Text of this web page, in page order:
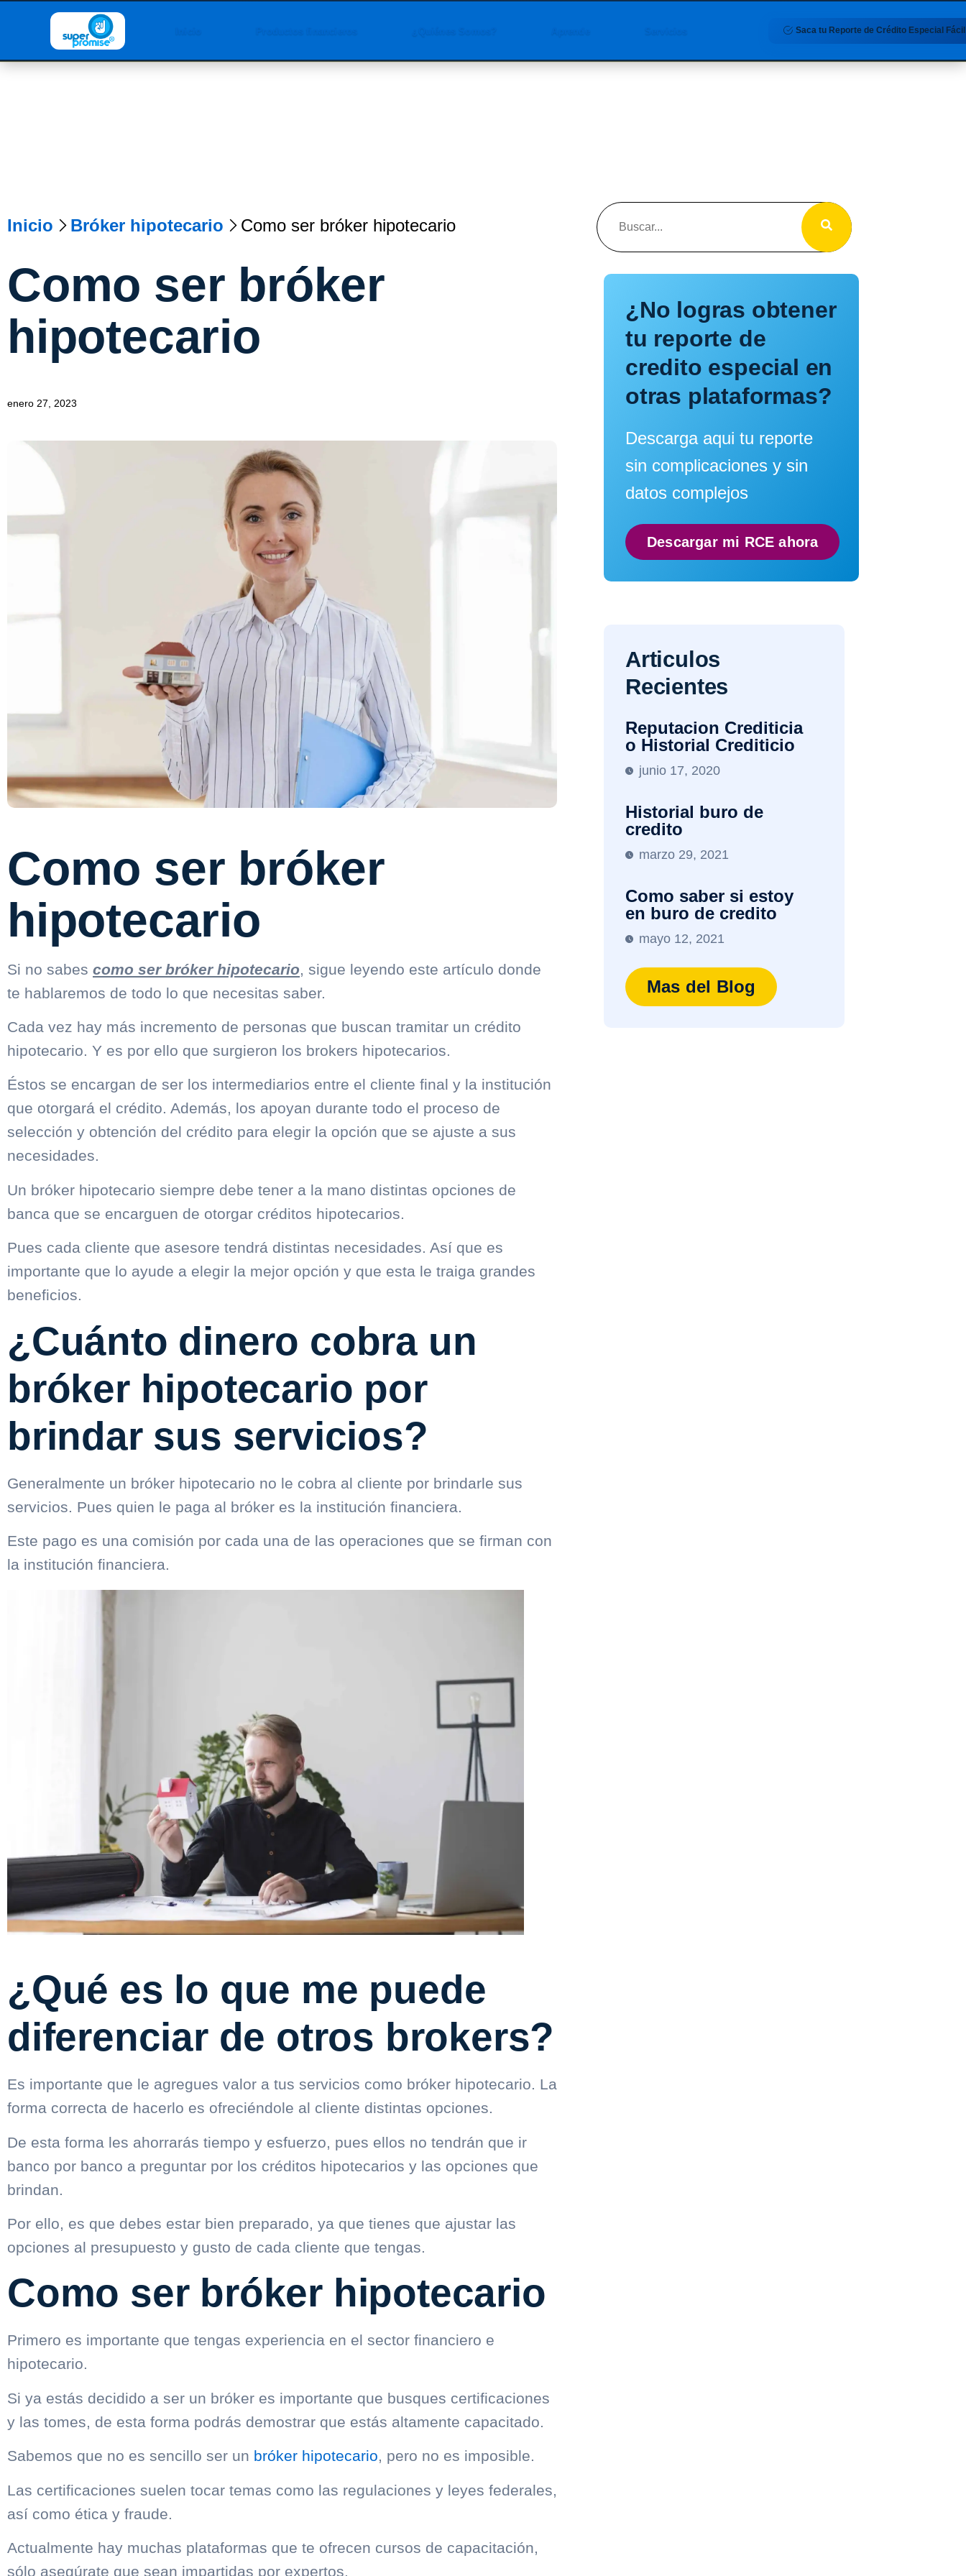
Servicios
Productos financieros ¿Quiénes Somos? Saca tu Reporte de Crédito Especial Fácil
Inicio Bróker hipotecario Como ser bróker hipotecario
Como ser bróker
hipotecario
enero 27, 2023
Como ser bróker
hipotecario
Si no sabes como ser bróker hipotecario, sigue leyendo este artículo donde
te hablaremos de todo lo que necesitas saber.
Cada vez hay más incremento de personas que buscan tramitar un crédito
hipotecario. Y es por ello que surgieron los brokers hipotecarios.
Éstos se encargan de ser los intermediarios entre el cliente final y la institución
que otorgará el crédito. Además, los apoyan durante todo el proceso de
selección y obtención del crédito para elegir la opción que se ajuste a sus
necesidades.
Un bróker hipotecario siempre debe tener a la mano distintas opciones de
banca que se encarguen de otorgar créditos hipotecarios.
Pues cada cliente que asesore tendrá distintas necesidades. Así que es
importante que lo ayude a elegir la mejor opción y que esta le traiga grandes
beneficios.
¿Cuánto dinero cobra un
bróker hipotecario por
brindar sus servicios?
Generalmente un bróker hipotecario no le cobra al cliente por brindarle sus
servicios. Pues quien le paga al bróker es la institución financiera.
Este pago es una comisión por cada una de las operaciones que se firman con
la institución financiera.
¿Qué es lo que me puede
diferenciar de otros brokers?
Es importante que le agregues valor a tus servicios como bróker hipotecario. La
forma correcta de hacerlo es ofreciéndole al cliente distintas opciones.
De esta forma les ahorrarás tiempo y esfuerzo, pues ellos no tendrán que ir
banco por banco a preguntar por los créditos hipotecarios y las opciones que
brindan.
Por ello, es que debes estar bien preparado, ya que tienes que ajustar las
opciones al presupuesto y gusto de cada cliente que tengas.
Como ser bróker hipotecario
Primero es importante que tengas experiencia en el sector financiero e
hipotecario.
Si ya estás decidido a ser un bróker es importante que busques certificaciones
y las tomes, de esta forma podrás demostrar que estás altamente capacitado.
Sabemos que no es sencillo ser un bróker hipotecario, pero no es imposible.
Las certificaciones suelen tocar temas como las regulaciones y leyes federales,
así como ética y fraude.
Actualmente hay muchas plataformas que te ofrecen cursos de capacitación,
sólo asegúrate que sean impartidas por expertos.
¿No logras obtener
tu reporte de
credito especial en
otras plataformas?
Descarga aqui tu reporte
sin complicaciones y sin
datos complejos
Descargar mi RCE ahora
Articulos
Recientes
Reputacion Crediticia
o Historial Crediticio
junio 17, 2020
Historial buro de
credito
marzo 29, 2021
Como saber si estoy
en buro de credito
mayo 12, 2021
Mas del Blog